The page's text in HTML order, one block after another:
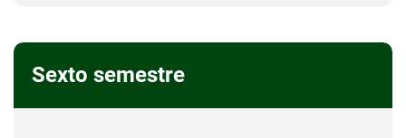
Sexto semestre